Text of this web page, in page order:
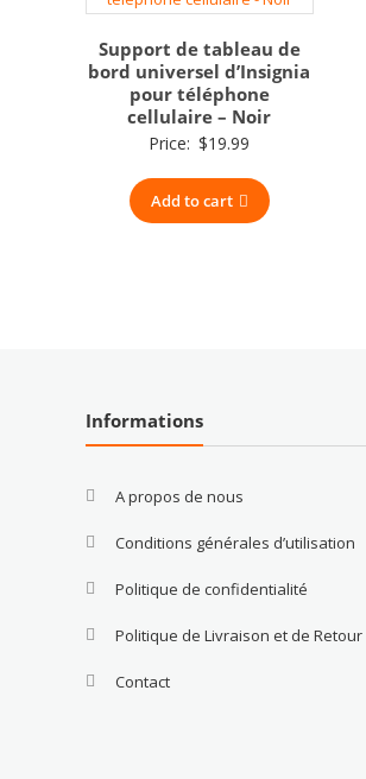
Support de tableau de
bord universel d’Insignia
pour téléphone
cellulaire – Noir
Price: $19.99
Add to cart
Informations
A propos de nous
Conditions générales d’utilisation
Politique de confidentialité
Politique de Livraison et de Retour
Contact